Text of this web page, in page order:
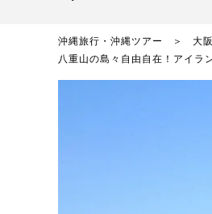
沖縄旅行・沖縄ツアー 大
八重山の島々自由自在！アイラ